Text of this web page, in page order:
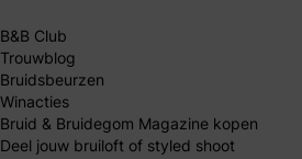
B&B Club
Trouwblog
Bruidsbeurzen
Winacties
Bruid & Bruidegom Magazine kopen
Deel jouw bruiloft of styled shoot